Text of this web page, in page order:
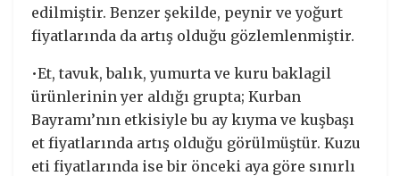
edilmiştir. Benzer şekilde, peynir ve yoğurt
fiyatlarında da artış olduğu gözlemlenmiştir.
•Et, tavuk, balık, yumurta ve kuru baklagil
ürünlerinin yer aldığı grupta; Kurban
Bayramı’nın etkisiyle bu ay kıyma ve kuşbaşı
et fiyatlarında artış olduğu görülmüştür. Kuzu
eti fiyatlarında ise bir önceki aya göre sınırlı